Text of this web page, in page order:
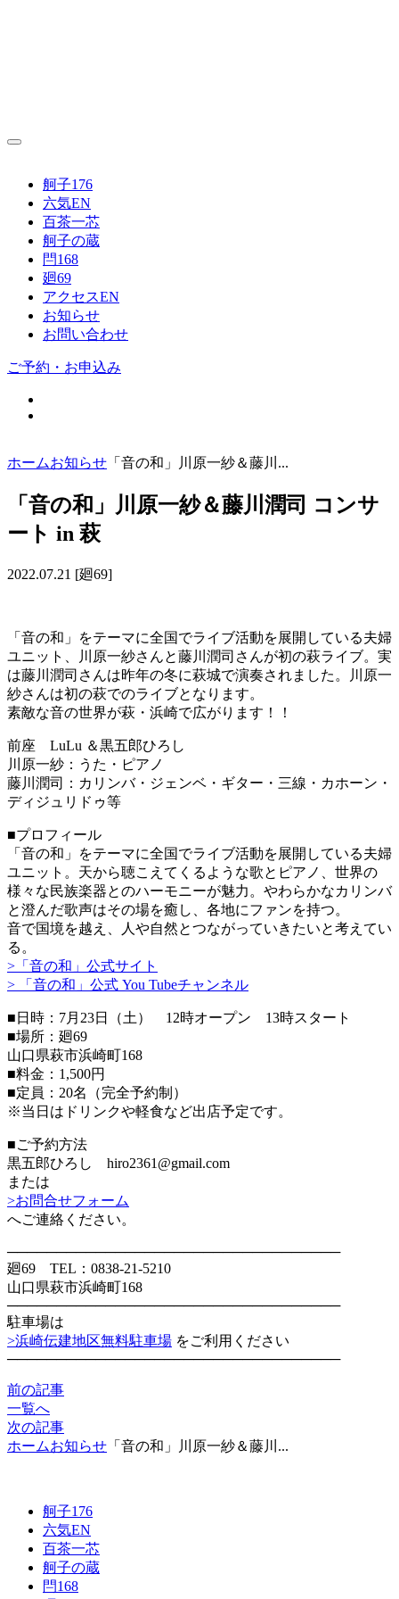
舸子176
六気EN
百茶一芯
舸子の蔵
閂168
廻69
アクセスEN
お知らせ
お問い合わせ
ご予約・お申込み
ホームお知らせ 「音の和」川原一紗＆藤川...
「音の和」川原一紗＆藤川潤司 コンサ
ート in 萩
2022.07.21 [廻69]
「音の和」をテーマに全国でライブ活動を展開している夫婦
ユニット、川原一紗さんと藤川潤司さんが初の萩ライブ。実
は藤川潤司さんは昨年の冬に萩城で演奏されました。川原一
紗さんは初の萩でのライブとなります。
素敵な音の世界が萩・浜崎で広がります！！
前座 LuLu ＆黒五郎ひろし
川原一紗：うた・ピアノ
藤川潤司：カリンバ・ジェンベ・ギター・三線・カホーン・
ディジュリドゥ等
■プロフィール
「音の和」をテーマに全国でライブ活動を展開している夫婦
ユニット。天から聴こえてくるような歌とピアノ、世界の
様々な民族楽器とのハーモニーが魅力。やわらかなカリンバ
と澄んだ歌声はその場を癒し、各地にファンを持つ。
音で国境を越え、人や自然とつながっていきたいと考えてい
る。
>「音の和」公式サイト
> 「音の和」公式 You Tubeチャンネル
■日時：7月23日（土） 12時オープン 13時スタート
■場所：廻69
山口県萩市浜崎町168
■料金：1,500円
■定員：20名（完全予約制）
※当日はドリンクや軽食など出店予定です。
■ご予約方法
黒五郎ひろし hiro2361@gmail.com
または
>お問合せフォーム
へご連絡ください。
──────────────────────────────────
廻69 TEL：0838-21-5210
山口県萩市浜崎町168
──────────────────────────────────
駐車場は
>浜崎伝建地区無料駐車場 をご利用ください
──────────────────────────────────
前の記事
一覧へ
次の記事
ホームお知らせ 「音の和」川原一紗＆藤川...
舸子176
六気EN
百茶一芯
舸子の蔵
閂168